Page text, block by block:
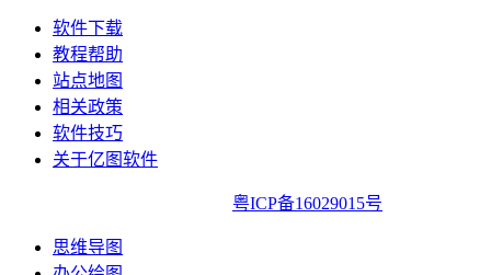
软件下载
教程帮助
站点地图
相关政策
软件技巧
关于亿图软件
粤ICP备16029015号
思维导图